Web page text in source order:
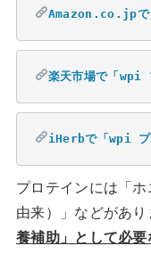
Amazon.co.jpで
楽天市場で「wpi
iHerbで「wpi プ
プロテインには「
由来）」などがあ
養補助」として必要